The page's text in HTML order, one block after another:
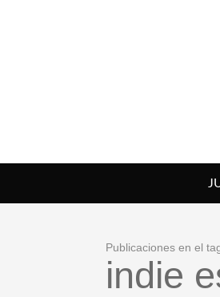
Publicaciones en el
indie